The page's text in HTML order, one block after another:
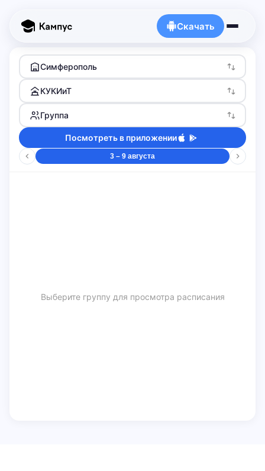
Скачать
Симферополь
КУКИиТ
Группа
Посмотреть в приложении
3 – 9 августа
Выберите группу для просмотра расписания